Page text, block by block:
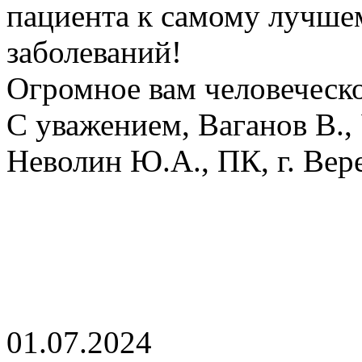
пациента к самому
заболеваний!
Огромное вам
С уважением, Ваганов В.,
Неволин Ю.А., ПК, г.
01.07.2024